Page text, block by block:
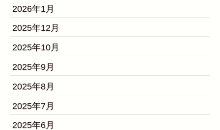
2026年1月
2025年12月
2025年10月
2025年9月
2025年8月
2025年7月
2025年6月